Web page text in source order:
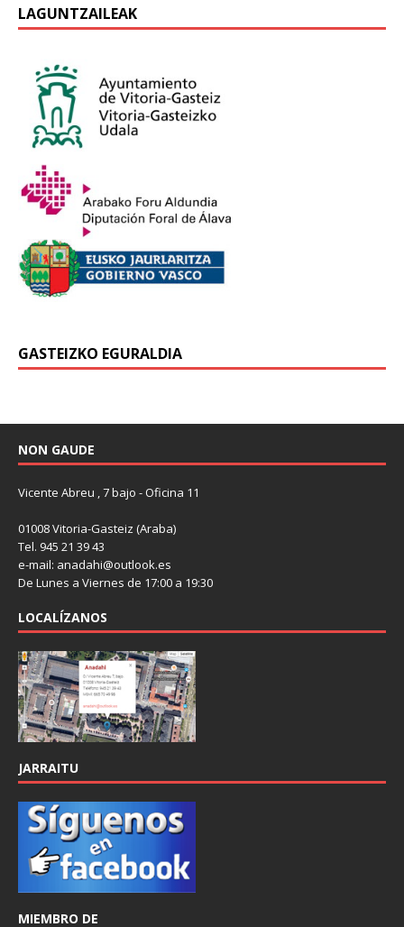
LAGUNTZAILEAK
GASTEIZKO EGURALDIA
NON GAUDE
Vicente Abreu , 7 bajo - Oficina 11
01008 Vitoria-Gasteiz (Araba)
Tel. 945 21 39 43
e-mail: anadahi@outlook.es
De Lunes a Viernes de 17:00 a 19:30
LOCALÍZANOS
JARRAITU
MIEMBRO DE